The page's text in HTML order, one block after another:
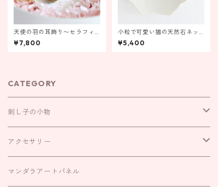
天使の羽の耳飾り〜セラフィ
ナイト〜【金具の変更ができ
ます！】
¥7,800
小粒で可愛い猫の天然石ネッ
クレス
¥5,400
CATEGORY
刺し子の小物
お守り袋
お財布袋
アクセサリー
耳飾り
マンダラアートパネル